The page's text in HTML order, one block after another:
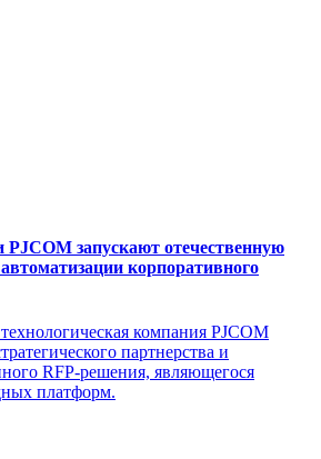
PJCOM запускают отечественную
корпоративного
компания PJCOM
партнерства и
RFP-решения, являющегося
платформ.